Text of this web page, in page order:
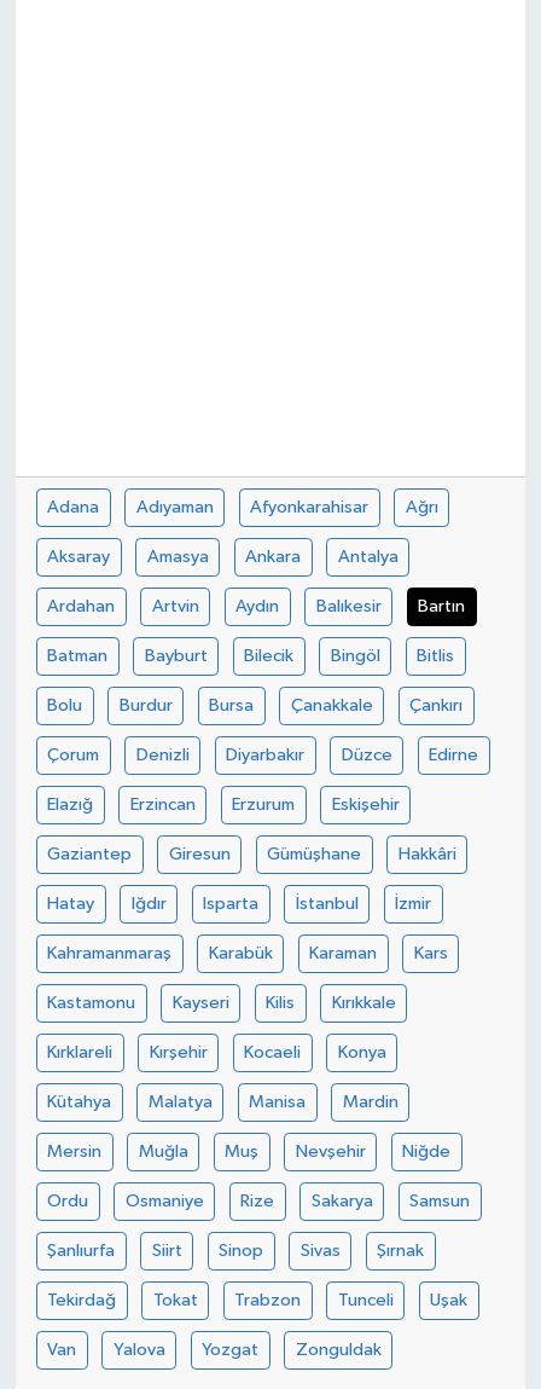
Adana Adıyaman Afyonkarahisar Ağrı
Aksaray Amasya Ankara Antalya
Ardahan Artvin Aydın Balıkesir Bartın
Batman Bayburt Bilecik Bingöl Bitlis
Bolu Burdur Bursa Çanakkale Çankırı
Çorum Denizli Diyarbakır Düzce Edirne
Elazığ Erzincan Erzurum Eskişehir
Gaziantep Giresun Gümüşhane Hakkâri
Hatay Iğdır Isparta İstanbul İzmir
Kahramanmaraş Karabük Karaman Kars
Kastamonu Kayseri Kilis Kırıkkale
Kırklareli Kırşehir Kocaeli Konya
Kütahya Malatya Manisa Mardin
Mersin Muğla Muş Nevşehir Niğde
Ordu Osmaniye Rize Sakarya Samsun
Şanlıurfa Siirt Sinop Sivas Şırnak
Tekirdağ Tokat Trabzon Tunceli Uşak
Van Yalova Yozgat Zonguldak